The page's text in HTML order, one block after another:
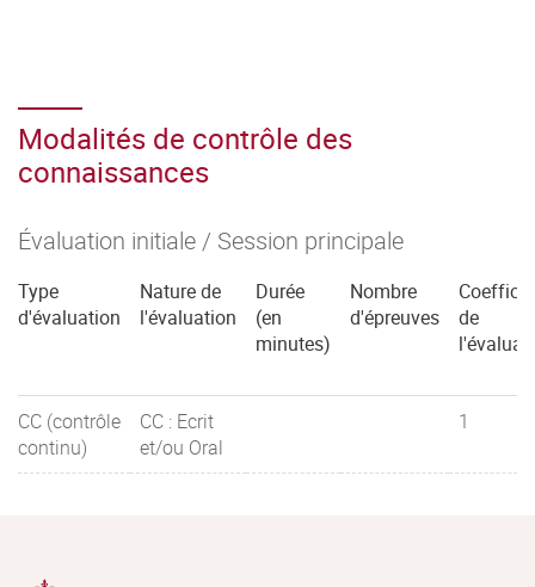
Modalités de contrôle des
connaissances
Évaluation initiale / Session principale
Type
d'évaluation
Nature de
l'évaluation
Durée
(en
minutes)
Nombre
d'épreuves
de
CC (contrôle
continu)
CC : Ecrit
et/ou Oral
1